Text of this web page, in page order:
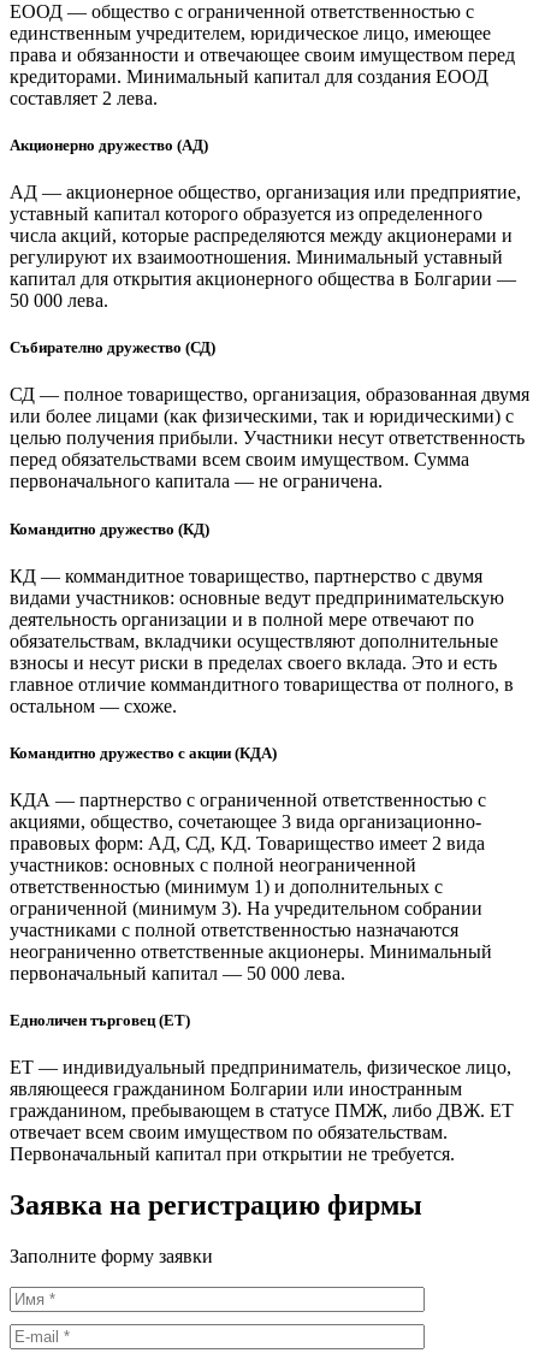
ЕООД — общество с ограниченной ответственностью с
единственным учредителем, юридическое лицо, имеющее
права и обязанности и отвечающее своим имуществом перед
кредиторами. Минимальный капитал для создания ЕООД
составляет 2 лева.
Акционерно дружество (АД)
АД — акционерное общество, организация или предприятие,
уставный капитал которого образуется из определенного
числа акций, которые распределяются между акционерами и
регулируют их взаимоотношения. Минимальный уставный
капитал для открытия акционерного общества в Болгарии —
50 000 лева.
Събирателно дружество (СД)
СД — полное товарищество, организация, образованная двумя
или более лицами (как физическими, так и юридическими) с
целью получения прибыли. Участники несут ответственность
перед обязательствами всем своим имуществом. Сумма
первоначального капитала — не ограничена.
Командитно дружество (КД)
КД — коммандитное товарищество, партнерство с двумя
видами участников: основные ведут предпринимательскую
деятельность организации и в полной мере отвечают по
обязательствам, вкладчики осуществляют дополнительные
взносы и несут риски в пределах своего вклада. Это и есть
главное отличие коммандитного товарищества от полного, в
остальном — схоже.
Командитно дружество с акции (КДА)
КДА — партнерство с ограниченной ответственностью с
акциями, общество, сочетающее 3 вида организационно-
правовых форм: АД, СД, КД. Товарищество имеет 2 вида
участников: основных с полной неограниченной
ответственностью (минимум 1) и дополнительных с
ограниченной (минимум 3). На учредительном собрании
участниками с полной ответственностью назначаются
неограниченно ответственные акционеры. Минимальный
первоначальный капитал — 50 000 лева.
Едноличен търговец (ЕТ)
ЕТ — индивидуальный предприниматель, физическое лицо,
являющееся гражданином Болгарии или иностранным
гражданином, пребывающем в статусе ПМЖ, либо ДВЖ. ЕТ
отвечает всем своим имуществом по обязательствам.
Первоначальный капитал при открытии не требуется.
Заявка на регистрацию фирмы
Заполните форму заявки